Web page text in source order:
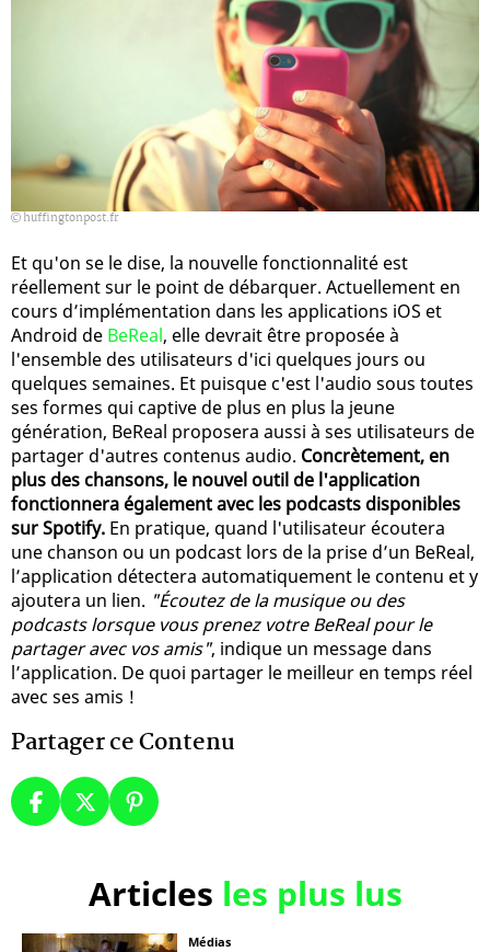
huffingtonpost.fr
Et qu'on se le dise, la nouvelle fonctionnalité est
réellement sur le point de débarquer. Actuellement en
cours d’implémentation dans les applications iOS et
Android de BeReal, elle devrait être proposée à
l'ensemble des utilisateurs d'ici quelques jours ou
quelques semaines. Et puisque c'est l'audio sous toutes
ses formes qui captive de plus en plus la jeune
génération, BeReal proposera aussi à ses utilisateurs de
partager d'autres contenus audio. Concrètement, en
plus des chansons, le nouvel outil de l'application
fonctionnera également avec les podcasts disponibles
sur Spotify. En pratique, quand l'utilisateur écoutera
une chanson ou un podcast lors de la prise d’un BeReal,
l’application détectera automatiquement le contenu et y
ajoutera un lien. "Écoutez de la musique ou des
podcasts lorsque vous prenez votre BeReal pour le
partager avec vos amis", indique un message dans
l’application. De quoi partager le meilleur en temps réel
avec ses amis !
Partager ce Contenu
Articles les plus lus
Médias